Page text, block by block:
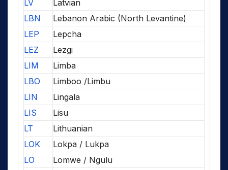
LV
Latvian
LBN
Lebanon Arabic (North Levantine)
LEP
Lepcha
LEZ
Lezgi
LIM
Limba
LBO
Limboo /Limbu
LIN
Lingala
LIS
Lisu
LT
Lithuanian
LOK
Lokpa / Lukpa
LO
Lomwe / Ngulu